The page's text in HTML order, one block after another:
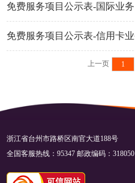
上一页 1
浙江省台州市路桥区南官大道188号
全国客服热线：95347 邮政编码：318050